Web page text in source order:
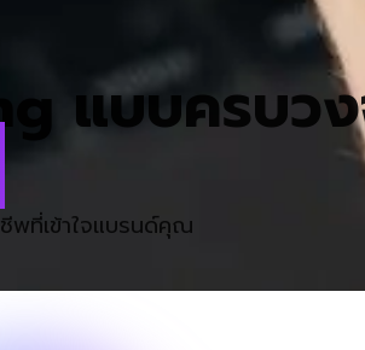
แบบครบว
พที่เข้าใจแบรนด์คุณ